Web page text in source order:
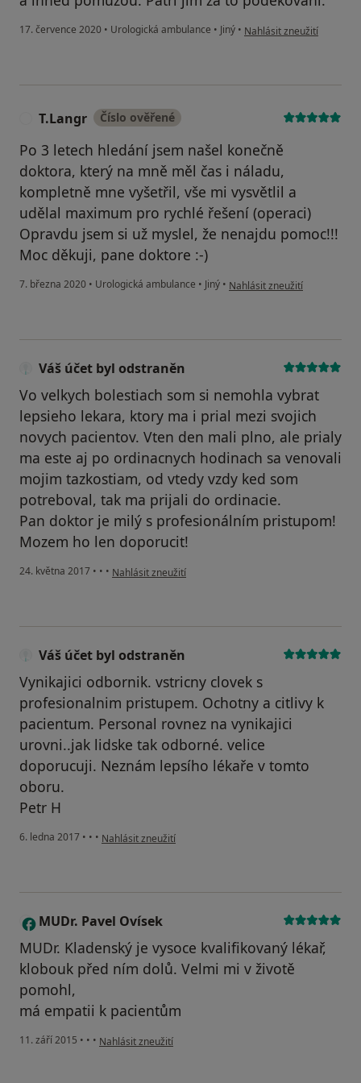
17. července 2020 • Urologická ambulance • Jiný • podle názoru uživatele
Nahlásit zneužití
T.Langr Číslo ověřené
Po 3 letech hledání jsem našel konečně
doktora, který na mně měl čas i náladu,
kompletně mne vyšetřil, vše mi vysvětlil a
udělal maximum pro rychlé řešení (operaci)
Opravdu jsem si už myslel, že nenajdu pomoc!!!
Moc děkuji, pane doktore :-)
7. března 2020 • Urologická ambulance • Jiný • podle názoru uživatele
Nahlásit zneužití
Váš účet byl odstraněn
Vo velkych bolestiach som si nemohla vybrat
lepsieho lekara, ktory ma i prial mezi svojich
novych pacientov. Vten den mali plno, ale prialy
ma este aj po ordinacnych hodinach sa venovali
mojim tazkostiam, od vtedy vzdy ked som
potreboval, tak ma prijali do ordinacie.
Pan doktor je milý s profesionálním pristupom!
Mozem ho len doporucit!
24. května 2017 • • • podle názoru uživatele Váš účet byl odstraněn
Nahlásit zneužití
Váš účet byl odstraněn
Vynikajici odbornik. vstricny clovek s
profesionalnim pristupem. Ochotny a citlivy k
pacientum. Personal rovnez na vynikajici
urovni..jak lidske tak odborné. velice
doporucuji. Neznám lepsího lékaře v tomto
oboru.
Petr H
6. ledna 2017 • • • podle názoru uživatele Váš účet byl odstraněn
Nahlásit zneužití
M MUDr. Pavel Ovísek
MUDr. Kladenský je vysoce kvalifikovaný lékař,
klobouk před ním dolů. Velmi mi v životě
pomohl,
má empatii k pacientům
11. září 2015 • • • podle názoru uživatele MUDr. Pavel Ovísek
Nahlásit zneužití